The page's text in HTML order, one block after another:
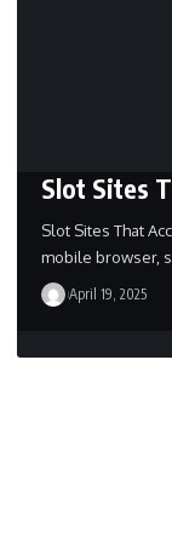
Slot Sites
Slot Sites That
mobile browser,
April 19, 2025